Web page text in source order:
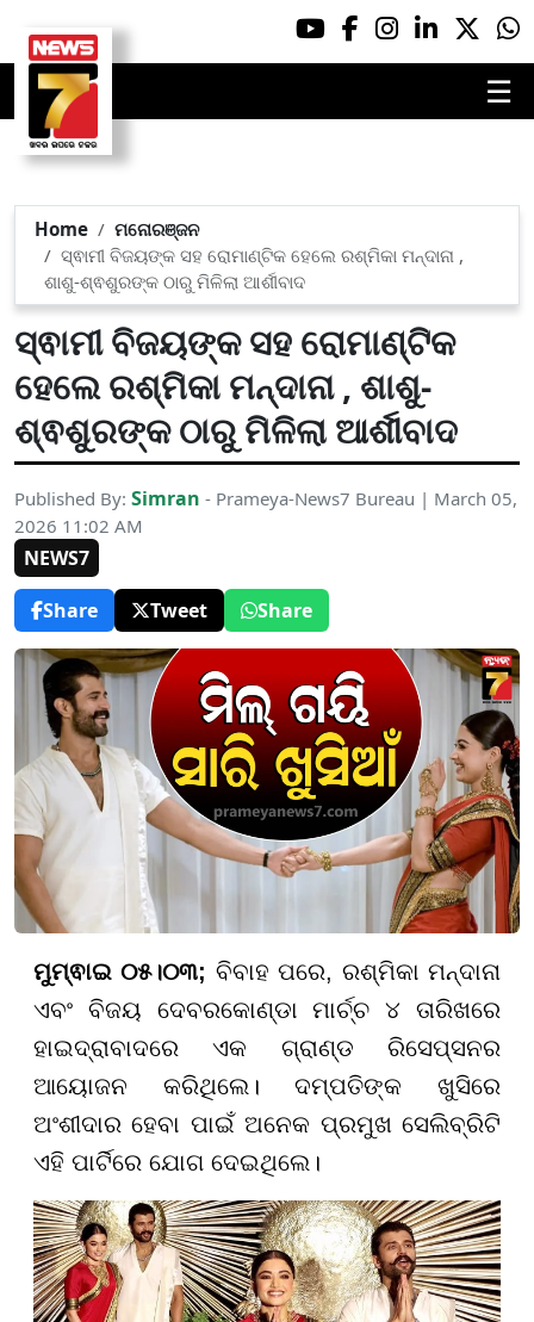
☰
Home
ମନୋରଞ୍ଜନ
ସ୍ଵାମୀ ବିଜୟଙ୍କ ସହ ରୋମାଣ୍ଟିକ ହେଲେ ରଶ୍ମିକା ମନ୍ଦାନା ,
ଶାଶୁ-ଶ୍ଵଶୁରଙ୍କ ଠାରୁ ମିଳିଲା ଆର୍ଶୀବାଦ
ସ୍ଵାମୀ ବିଜୟଙ୍କ ସହ ରୋମାଣ୍ଟିକ
ହେଲେ ରଶ୍ମିକା ମନ୍ଦାନା , ଶାଶୁ-
ଶ୍ଵଶୁରଙ୍କ ଠାରୁ ମିଳିଲା ଆର୍ଶୀବାଦ
Published By: Simran - Prameya-News7 Bureau | March 05,
2026 11:02 AM
NEWS7
Share
Tweet Share
ମୁମ୍ଵାଇ ୦୫।୦୩; ବିବାହ ପରେ, ରଶ୍ମିକା ମନ୍ଦାନା
ଏବଂ ବିଜୟ ଦେବରକୋଣ୍ଡା ମାର୍ଚ୍ଚ ୪ ତାରିଖରେ
ହାଇଦ୍ରାବାଦରେ ଏକ ଗ୍ରାଣ୍ଡ ରିସେପ୍ସନର
ଆୟୋଜନ କରିଥିଲେ। ଦମ୍ପତିଙ୍କ ଖୁସିରେ
ଅଂଶୀଦାର ହେବା ପାଇଁ ଅନେକ ପ୍ରମୁଖ ସେଲିବ୍ରିଟି
ଏହି ପାର୍ଟିରେ ଯୋଗ ଦେଇଥିଲେ।